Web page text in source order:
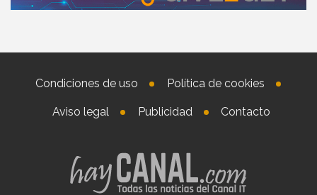
Condiciones de uso Política de cookies
Aviso legal Publicidad Contacto